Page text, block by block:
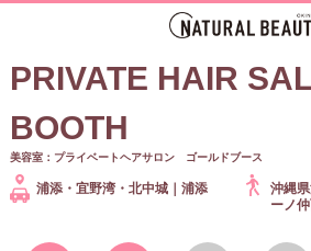
PRIVATE HAIR
BOOTH
美容室：プライベートヘアサロン ゴールドブース
浦添・宜野湾・北中城｜浦添
沖縄
ーノ